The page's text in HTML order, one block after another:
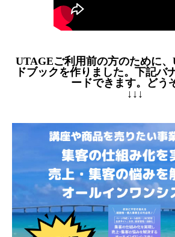
UTAGEご利用前の方のために
ドブックを作りました。下記バ
ードできます。どう
↓↓↓